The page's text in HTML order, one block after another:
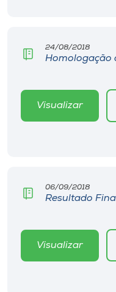
24/08/2018
Homologação
Visualizar
06/09/2018
Resultado
Visualizar